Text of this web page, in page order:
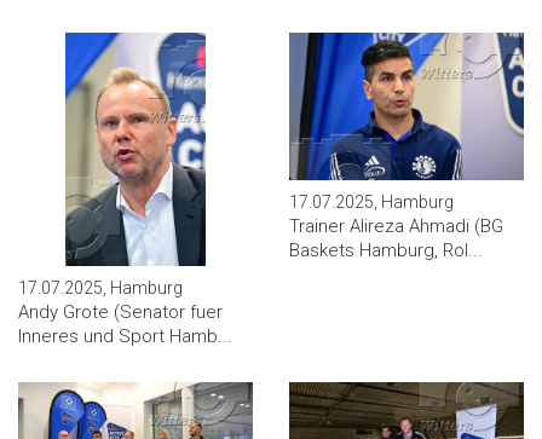
17.07.2025, Hamburg
Andy Grote (Senator fuer
Inneres und Sport Hamb...
17.07.2025, Hamburg
Trainer Alireza Ahmadi (BG
Baskets Hamburg, Rol...